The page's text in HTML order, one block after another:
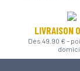
LIVRAISON
Dès 49.90 € –